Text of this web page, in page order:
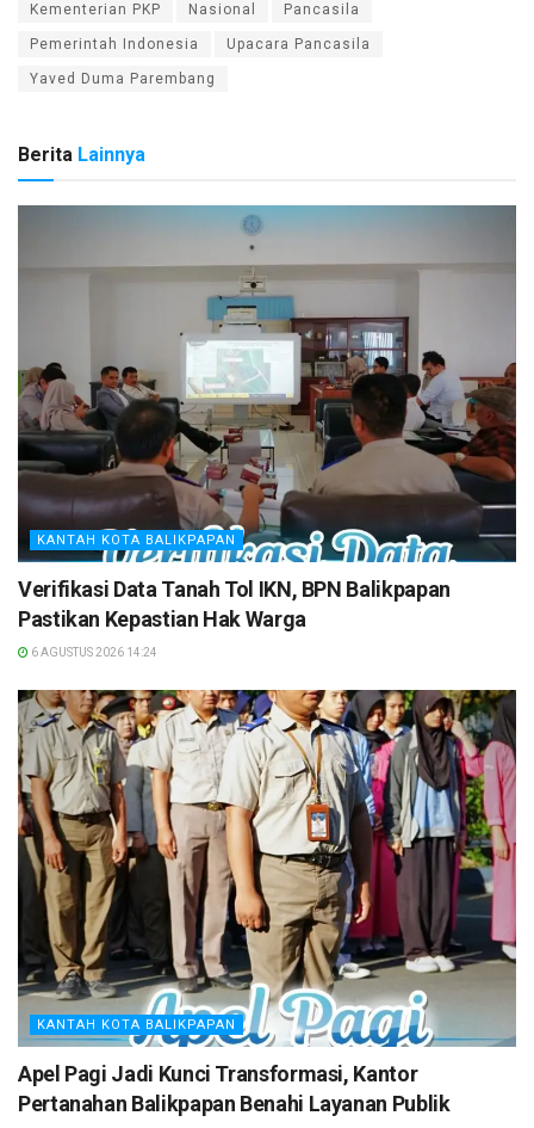
Kementerian PKP Nasional Pancasila
Pemerintah Indonesia Upacara Pancasila
Yaved Duma Parembang
Berita Lainnya
KANTAH KOTA BALIKPAPAN
Verifikasi Data Tanah Tol IKN, BPN Balikpapan
Pastikan Kepastian Hak Warga
6 AGUSTUS 2026 14:24
KANTAH KOTA BALIKPAPAN
Apel Pagi Jadi Kunci Transformasi, Kantor
Pertanahan Balikpapan Benahi Layanan Publik